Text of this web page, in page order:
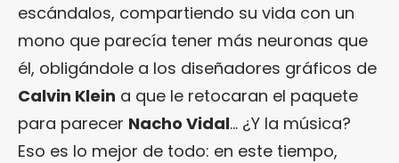
escándalos, compartiendo su vida con un
mono que parecía tener más neuronas que
él, obligándole a los diseñadores gráficos de
Calvin Klein a que le retocaran el paquete
para parecer Nacho Vidal… ¿Y la música?
Eso es lo mejor de todo: en este tiempo,